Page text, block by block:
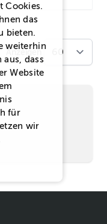
Cookies.
das
bieten.
weiterhin
dass
Website
für
wir